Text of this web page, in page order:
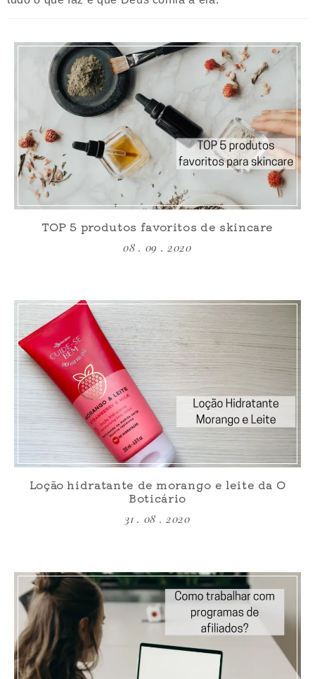
TOP 5 produtos favoritos de skincare
08 . 09 . 2020
Loção hidratante de morango e leite da O
Boticário
31 . 08 . 2020